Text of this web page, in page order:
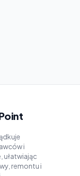
i
ułatwiając
remontu i